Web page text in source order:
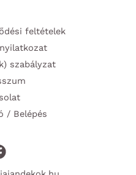
feltételek
szabályzat
/ Belépés